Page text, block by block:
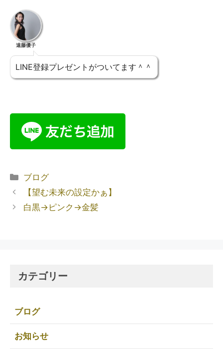
遠藤優子
LINE登録プレゼントがついてます＾＾
ブログ
【望む未来の設定かぁ】
白黒→ピンク→金髪
カテゴリー
ブログ
お知らせ